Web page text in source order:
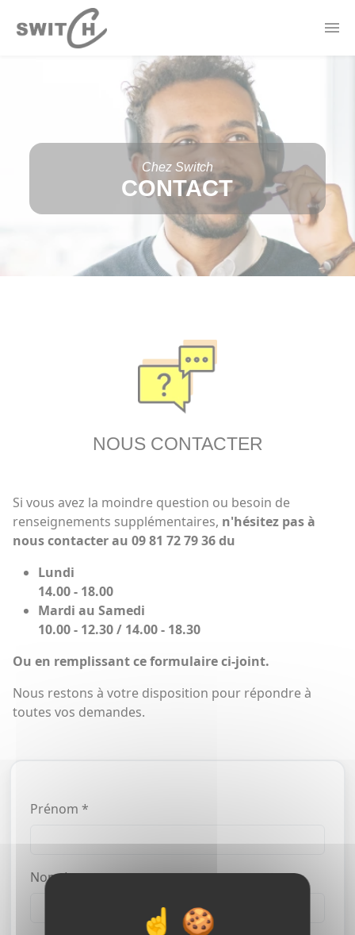
Offres Électricité
Forfaits Mobile
Borne de recharge
Thermostat Connecté
CONTACT
Chez Switch
NOUS CONTACTER
Si vous avez la moindre question ou besoin de
renseignements supplémentaires, n'hésitez pas à
nous contacter au 09 81 72 79 36 du
Lundi
14.00 - 18.00
Mardi au Samedi
10.00 - 12.30 / 14.00 - 18.30
Ou en remplissant ce formulaire ci-joint.
Nous restons à votre disposition pour répondre à
toutes vos demandes.
Prénom *
Nom *
Panneau de gestion des cookies